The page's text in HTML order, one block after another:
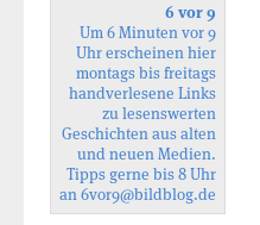
6 vor 9
Um 6 Minuten vor 9
Uhr erscheinen hier
montags bis freitags
handverlesene Links
zu lesenswerten
Geschichten aus alten
und neuen Medien.
Tipps gerne bis 8 Uhr
an6vor9@bildblog.de